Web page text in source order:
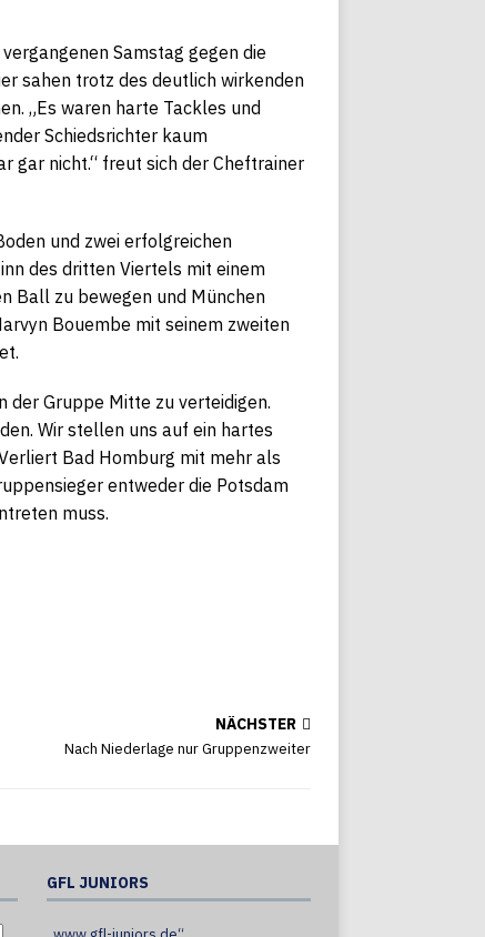
Samstag gegen die
sahen trotz des deutlich wirkenden
„Es waren harte Tackles und
Schiedsrichter kaum
gar nicht.“ freut sich der Cheftrainer
und zwei erfolgreichen
des dritten Viertels mit einem
Ball zu bewegen und München
Bouembe mit seinem zweiten
der Gruppe Mitte zu verteidigen.
Wir stellen uns auf ein hartes
Bad Homburg mit mehr als
entweder die Potsdam
muss.
NÄCHSTER
Nach Niederlage nur Gruppenzweiter
GFL JUNIORS